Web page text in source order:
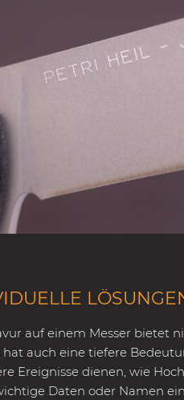
auf einem Messer bietet
hat auch eine tiefere
Ereignisse dienen, wie
Daten oder Namen